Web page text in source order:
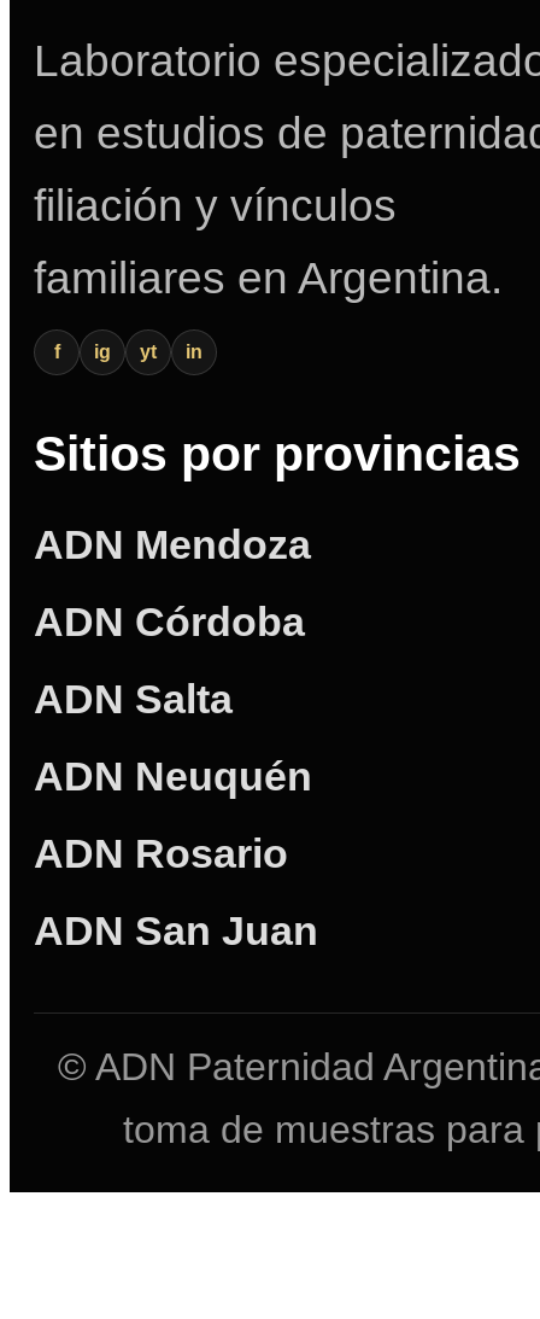
Laboratorio
en estudios de
filiación y vínculos
familiares en Argentina.
f ig yt in
Sitios por provincias
ADN Mendoza
ADN Córdoba
ADN Salta
ADN Neuquén
ADN Rosario
ADN San Juan
© ADN Paternidad
toma de muestras para